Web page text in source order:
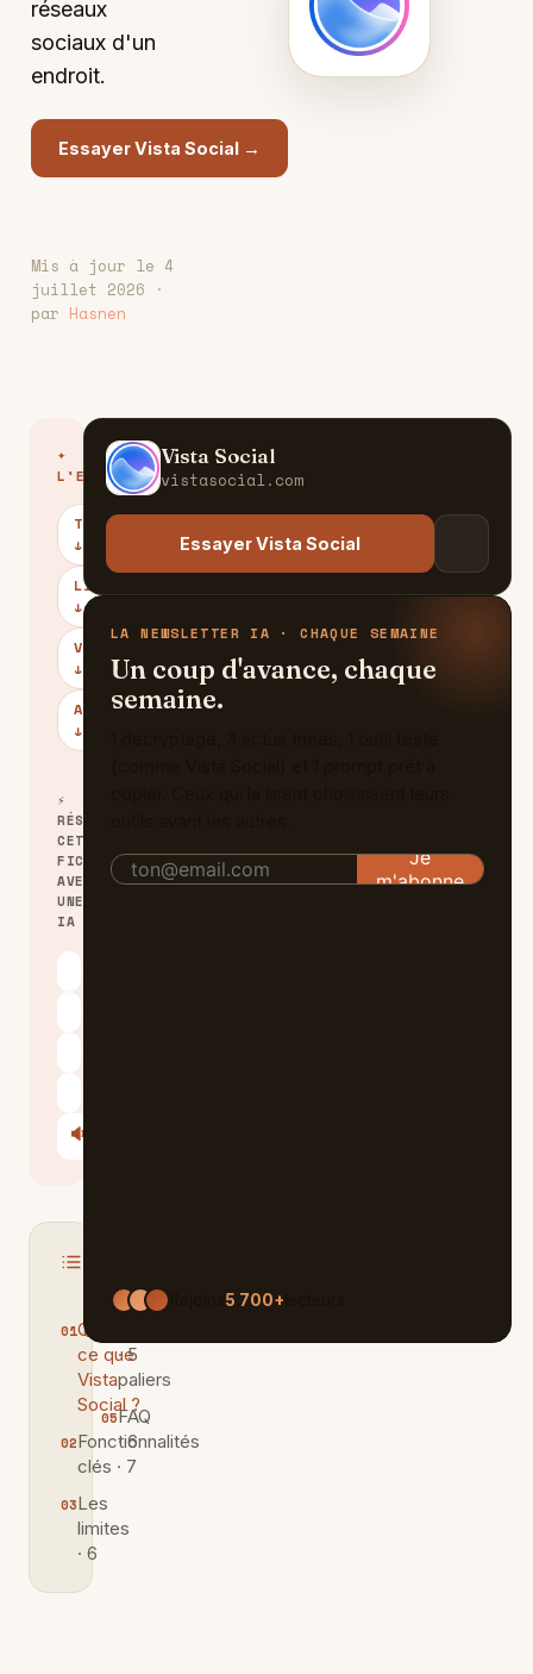
réseaux
sociaux d'un
endroit.
Essayer Vista Social →
Mis à jour le 4
juillet 2026 ·
par Hasnen
✦
L'ESSENTIEL
TARIFS
↓
LIMITES
↓
VERDICT
↓
ALTERNATIVES
↓
⚡
RÉSUMER
CETTE
FICHE
AVEC
UNE
IA
ChatGPT
Claude
Perplexity
Le Chat
🔊
Écouter
Qu'est-
ce que
Vista
Social ?
Fonctionnalités
clés · 7
Les
limites
· 6
· 5
paliers
FAQ
· 6
V Vista Social
vistasocial.com
Essayer Vista Social
LA NEWSLETTER IA · CHAQUE SEMAINE
Un coup d'avance, chaque
semaine.
5 700+